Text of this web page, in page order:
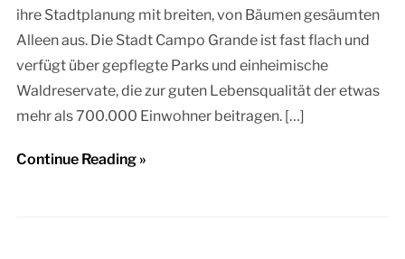
ihre Stadtplanung mit breiten, von Bäumen gesäumten
Alleen aus. Die Stadt Campo Grande ist fast flach und
verfügt über gepflegte Parks und einheimische
Waldreservate, die zur guten Lebensqualität der etwas
mehr als 700.000 Einwohner beitragen. […]
Continue Reading »